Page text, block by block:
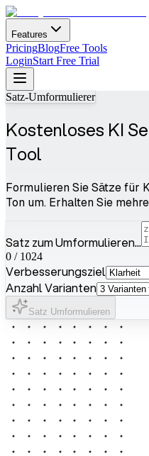
Features
PricingBlogFree Tools
LoginStart Free Trial
Satz-Umformulierer
Kostenloses KI
Tool
Formulieren Sie Sätze für
Ton um. Erhalten Sie
Satz zum Umformulieren...
0 / 1024
Verbesserungsziel
Anzahl Varianten
Satz Umformulieren